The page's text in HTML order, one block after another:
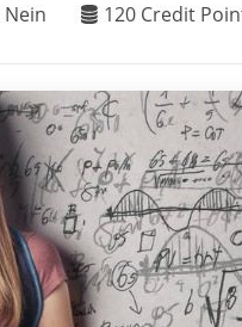
Nein 120 Credit